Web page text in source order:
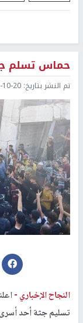
حماس تسلم
تم النشر بتاريخ: 20 18:30
النجاح الإخباري -
تسليم جثة أحد